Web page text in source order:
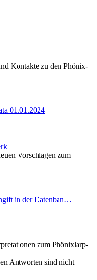
Kontakte zu den Phönix-
01.01.2024
Vorschlägen zum
in der Datenban…
zum Phönixlarp-
Antworten sind nicht